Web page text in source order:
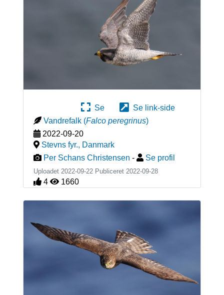
Se
Se link-side
Vandrefalk (Falco peregrinus)
2022-09-20
Stevns fyr., Danmark
Per Schans Christensen - Se profil
Uploadet 2022-09-22 Publiceret 2022-09-28
4 1660